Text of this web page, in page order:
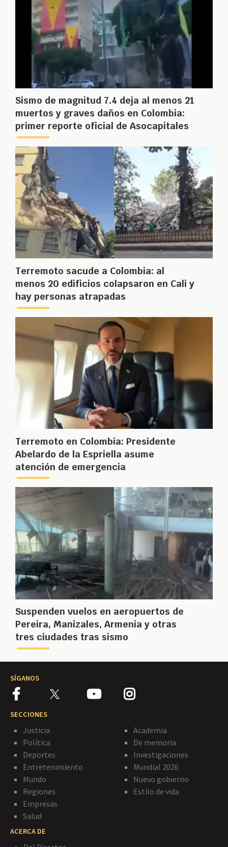
Sismo de magnitud 7.4 deja al menos 21
muertos y graves daños en Colombia:
primer reporte oficial de Asocapitales
Terremoto sacude a Colombia: al
menos 20 edificios colapsaron en Cali y
hay personas atrapadas
Terremoto en Colombia: Presidente
Abelardo de la Espriella asume
atención de emergencia
Suspenden vuelos en aeropuertos de
Pereira, Manizales, Armenia y otras
tres ciudades tras sismo
SÍGANOS
SECCIONES
Justicia
Política
Deportes
Entretenimiento
Mundo
Regiones
Empresas
Salud
Academia
De memoria
Investigaciones
Mundial 2026
Nuevo gobierno
Estilo de vida
ACERCA DE